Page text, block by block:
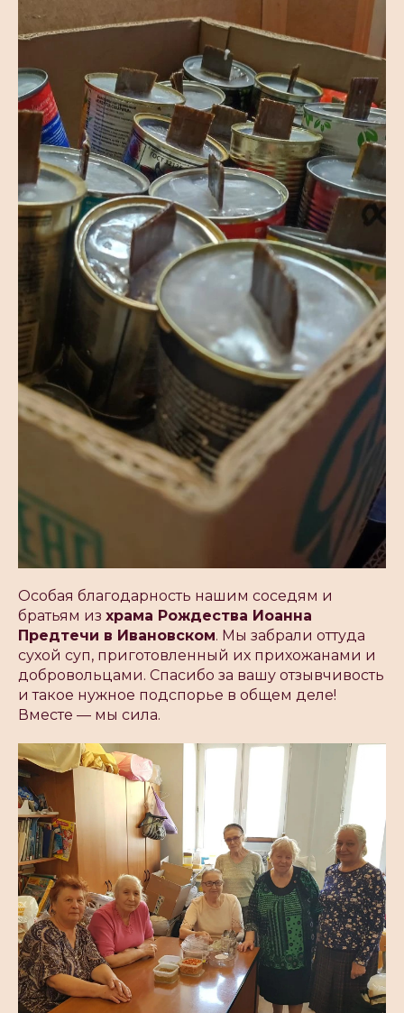
Особая благодарность нашим соседям и
братьям из храма Рождества Иоанна
Предтечи в Ивановском. Мы забрали оттуда
сухой суп, приготовленный их прихожанами и
добровольцами. Спасибо за вашу отзывчивость
и такое нужное подспорье в общем деле!
Вместе — мы сила.